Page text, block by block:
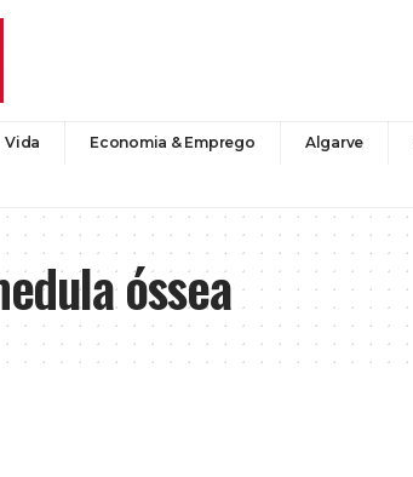
Vida Economia & Emprego Algarve
óssea